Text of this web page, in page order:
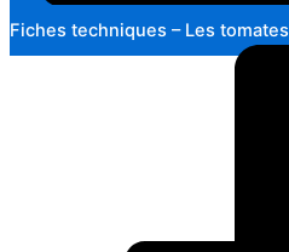
Fiches techniques – Les tomates